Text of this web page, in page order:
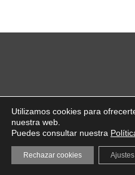
Utilizamos cookies para
nuestra web.
Puedes consultar nuestra
Rechazar cookies Ajustes